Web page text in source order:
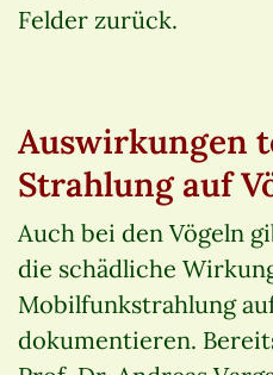
Felder zurück.
Auswirkungen
Strahlung auf
Auch bei den Vögeln
die schädliche
Mobilfunkstrahlung
dokumentieren.